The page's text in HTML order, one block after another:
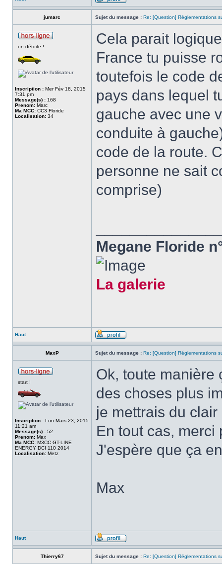
jumarc Sujet du message : Re: [Question] Réglementations
on détoite !
Inscription : Mer Fév 18, 2015
7:31 pm
Message(s) : 168
Prenom: Marc
Ma MCC: CC3 Floride
Localisation: 34
Cela parait
France tu puisse
toutefois le code
pays dans lequel
gauche avec une
conduite à
code de la route.
personne ne sait
comprise)
Megane Floride
La galerie
Haut
MaxP Sujet du message : Re: [Question] Réglementations
start !
Inscription : Lun Mars 23, 2015
11:21 am
Message(s) : 52
Prenom: Max
Ma MCC: M3CC GT-LINE
ENERGY DCI 110 2014
Localisation: Metz
Ok, toute manière
des choses plus
je mettrais du
En tout cas,
J'espère que ça
Max
Haut
Thierry67 Sujet du message : Re: [Question] Réglementations